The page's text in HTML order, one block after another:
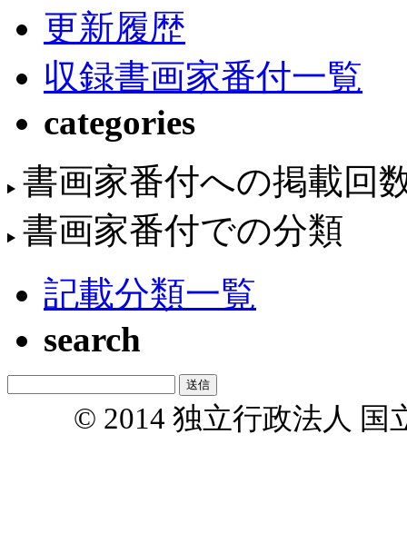
更新履歴
収録書画家番付一覧
categories
書画家番付への掲載回
書画家番付での分類
記載分類一覧
search
© 2014 独立行政法人 国